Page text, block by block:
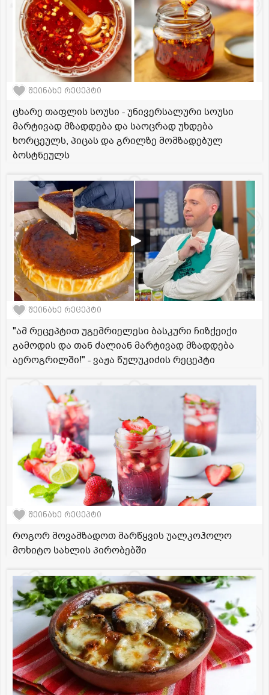
შეინახე რეცეპტი
ცხარე თაფლის სოუსი - უნივერსალური სოუსი
მარტივად მზადდება და საოცრად უხდება
ხორცეულს, პიცას და გრილზე მომზადებულ
ბოსტნეულს
შეინახე რეცეპტი
"ამ რეცეპტით უგემრიელესი ბასკური ჩიზქეიქი
გამოდის და თან ძალიან მარტივად მზადდება
აეროგრილში!" - ვაჟა წულუკიძის რეცეპტი
შეინახე რეცეპტი
როგორ მოვამზადოთ მარწყვის უალკოჰოლო
მოხიტო სახლის პირობებში